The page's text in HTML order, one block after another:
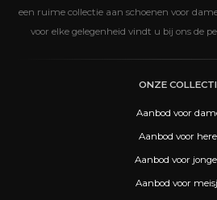
een ruime collectie aan schoenen voor
voor elke gelegenheid vindt u bij ons de
ONZE
Aanbod voor
Aanbod voor
Aanbod voor
Aanbod voor